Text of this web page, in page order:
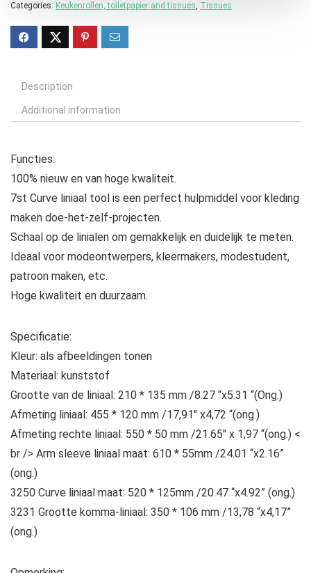
Categories: Keukenrollen, toiletpapier and tissues, Tissues
Description
Additional information
Functies:
100% nieuw en van hoge kwaliteit.
7st Curve liniaal tool is een perfect hulpmiddel voor kleding
maken doe-het-zelf-projecten.
Schaal op de linialen om gemakkelijk en duidelijk te meten.
Ideaal voor modeontwerpers, kleermakers, modestudent,
patroon maken, etc.
Hoge kwaliteit en duurzaam.
Specificatie:
Kleur: als afbeeldingen tonen
Materiaal: kunststof
Grootte van de liniaal: 210 * 135 mm /8.27 “x5.31 “(Ong.)
Afmeting liniaal: 455 * 120 mm /17,91″ x4,72 “(ong.)
Afmeting rechte liniaal: 550 * 50 mm /21.65″ x 1,97 “(ong.) <
br /> Arm sleeve liniaal maat: 610 * 55mm /24.01 “x2.16”
(ong.)
3250 Curve liniaal maat: 520 * 125mm /20.47 “x4.92” (ong.)
3231 Grootte komma-liniaal: 350 * 106 mm /13,78 “x4,17”
(ong.)